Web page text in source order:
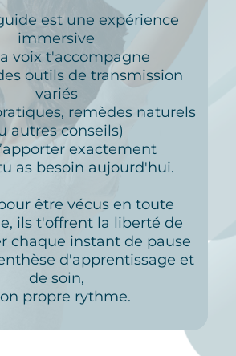
est une expérience
immersive
voix t'accompagne
outils de transmission
variés
remèdes naturels
autres conseils)
exactement
as besoin aujourd'hui.
être vécus en toute
ils t'offrent la liberté de
chaque instant de pause
d'apprentissage et
de soin,
propre rythme.